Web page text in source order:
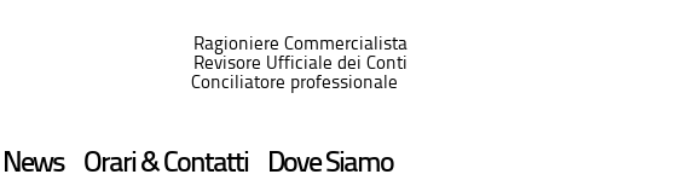
Ragioniere Commercialista
Revisore Ufficiale dei Conti
Conciliatore professionale
News Orari & Contatti Dove Siamo